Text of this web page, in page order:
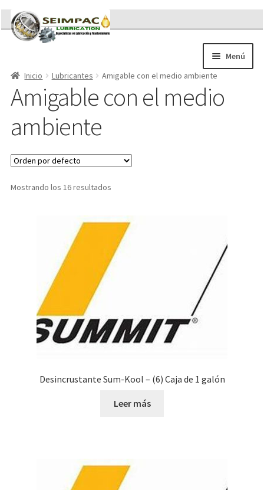
Ir
a
Ir
al
contenido
Menú
Sobre nosotros
Brochures
Contacto/Solicitar Cotización
Servicios
Literatura
Inicio Lubricantes Amigable con el medio ambiente
Amigable con el medio
ambiente
Mostrando los 16 resultados
Desincrustante Sum-Kool – (6) Caja de 1 galón
Leer más